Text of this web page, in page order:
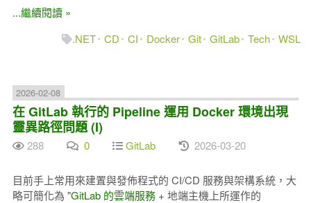
...繼續閱讀 »
.NET CD CI Docker Git GitLab Tech WSL
2026-02-08
在 GitLab 執行的 Pipeline 運用 Docker 環境出現
靈異路徑問題 (I)
288 0 GitLab 2026-03-20
目前手上常用來建置與發佈程式的 CI/CD 服務與架構系統，大
略可簡化為 "GitLab 的雲端服務+ 地端主機上所運作的